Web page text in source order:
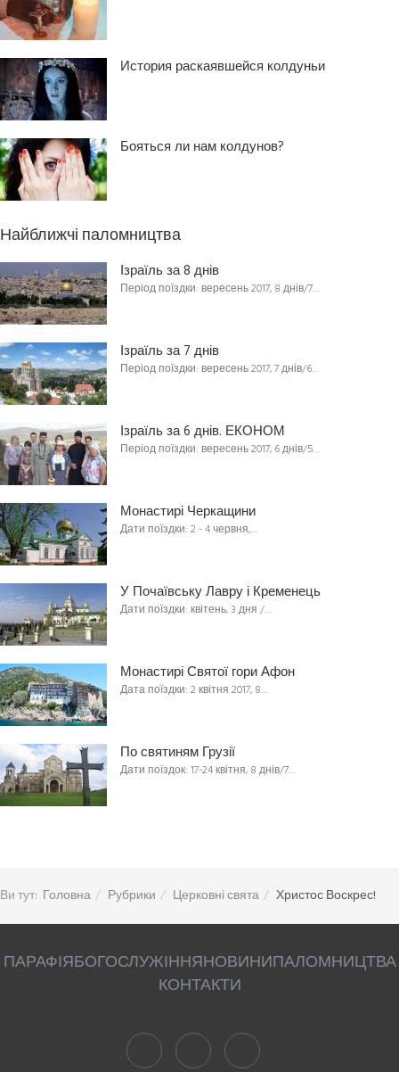
История раскаявшейся колдуньи
Бояться ли нам колдунов?
Найближчі паломництва
Ізраїль за 8 днів
Період поїздки: вересень 2017, 8 днів/7…
Ізраїль за 7 днів
Період поїздки: вересень 2017, 7 днів/6…
Ізраїль за 6 днів. ЕКОНОМ
Період поїздки: вересень 2017, 6 днів/5…
Монастирі Черкащини
Дати поїздки: 2 - 4 червня,…
У Почаївську Лавру і Кременець
Дати поїздки: квітень, 3 дня /…
Монастирі Святої гори Афон
Дата поїздки: 2 квітня 2017, 8…
По святиням Грузії
Дати поїздок: 17-24 квітня, 8 днів/7…
Ви тут: Головна Рубрики Церковні свята Христос Воскрес!
ПАРАФІЯБОГОСЛУЖІННЯНОВИНИПАЛОМНИЦТВА
КОНТАКТИ